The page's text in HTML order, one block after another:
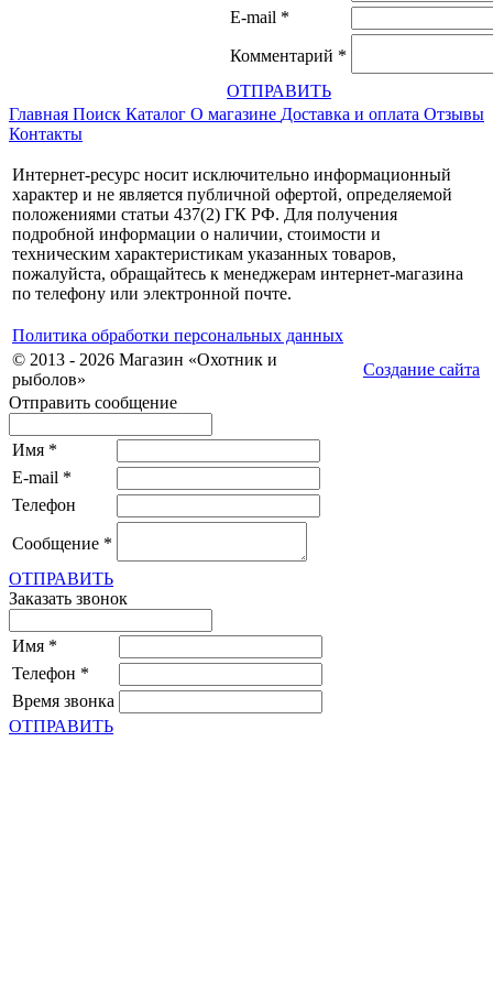
E-mail *
Комментарий *
ОТПРАВИТЬ
Главная Поиск Каталог О магазине Доставка и оплата Отзывы
Контакты
Интернет-ресурс носит исключительно информационный
характер и не является публичной офертой, определяемой
положениями статьи 437(2) ГК РФ. Для получения
подробной информации о наличии, стоимости и
техническим характеристикам указанных товаров,
пожалуйста, обращайтесь к менеджерам интернет-магазина
по телефону или электронной почте.
Политика обработки персональных данных
© 2013 - 2026 Магазин «Охотник и
рыболов»
Создание сайта
Отправить сообщение
Имя *
E-mail *
Телефон
Сообщение *
ОТПРАВИТЬ
Заказать звонок
Имя *
Телефон *
Время звонка
ОТПРАВИТЬ